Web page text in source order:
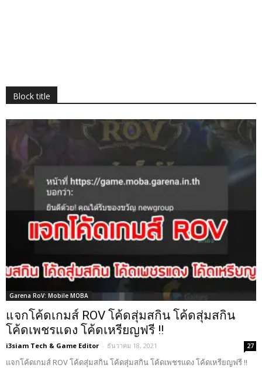
Block title
Garena RoV: Mobile MOBA
แจกโค้ดเกมส์ ROV โค้ดสุ่มสกิน โค้ดสุ่มสกิน
โค้ดเพชรแดง โค้ดเหรียญฟรี !!
i3siam Tech & Game Editor - ธันวาคม 18, 2021 27
แจกโค้ดเกมส์ ROV โค้ดสุ่มสกิน โค้ดสุ่มสกิน โค้ดเพชรแดง โค้ดเหรียญฟรี !!